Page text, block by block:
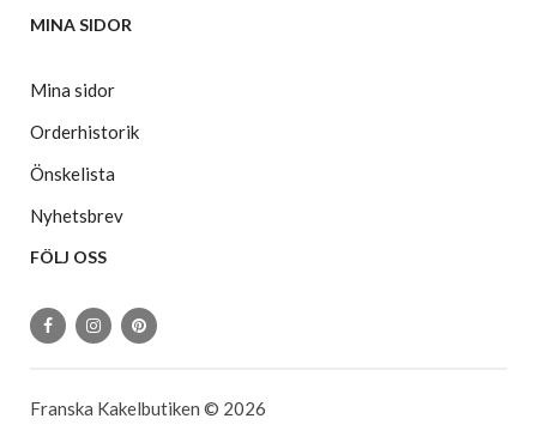
MINA SIDOR
Mina sidor
Orderhistorik
Önskelista
Nyhetsbrev
FÖLJ OSS
Franska Kakelbutiken © 2026